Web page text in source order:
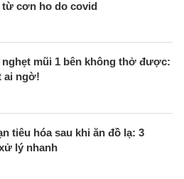
cơn ho do covid
nghẹt mũi 1 bên không thở được:
ai ngờ!
tiêu hóa sau khi ăn đồ lạ: 3
lý nhanh